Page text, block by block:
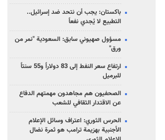
باكستان: يجب أن نتحد ضد إسرائيل..
التطبيع لا يُجدي نفعاً
مسؤول صهيوني سابق: السعودية "نمر من
ورق"
ارتفاع سعر النفط إلى 83 دولاراً و55 سنتاً
للبرميل
الصحفيون هم مجاهدون مهمتهم الدفاع
عن الاقتدار الثقافي للشعب
الحرس الثوري: اعتراف وسائل الإعلام
الأجنبية بهزيمة ترامب هو ثمرة نضال